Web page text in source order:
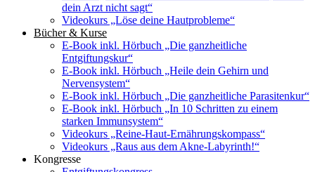
dein Arzt nicht sagt“
Videokurs „Löse deine Hautprobleme“
Bücher & Kurse
E-Book inkl. Hörbuch „Die ganzheitliche
Entgiftungskur“
E-Book inkl. Hörbuch „Heile dein Gehirn und
Nervensystem“
E-Book inkl. Hörbuch „Die ganzheitliche Parasitenkur“
E-Book inkl. Hörbuch „In 10 Schritten zu einem
starken Immunsystem“
Videokurs „Reine-Haut-Ernährungskompass“
Videokurs „Raus aus dem Akne-Labyrinth!“
Kongresse